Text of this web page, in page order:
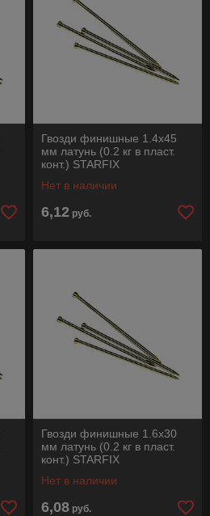
Гвозди финишные 1.4х45
мм латунь (0.2 кг в пласт.
конт.) STARFIX
Нет в наличии
6,12 руб.
Гвозди финишные 1.6х30
мм латунь (0.2 кг в пласт.
конт.) STARFIX
Нет в наличии
6,08 руб.